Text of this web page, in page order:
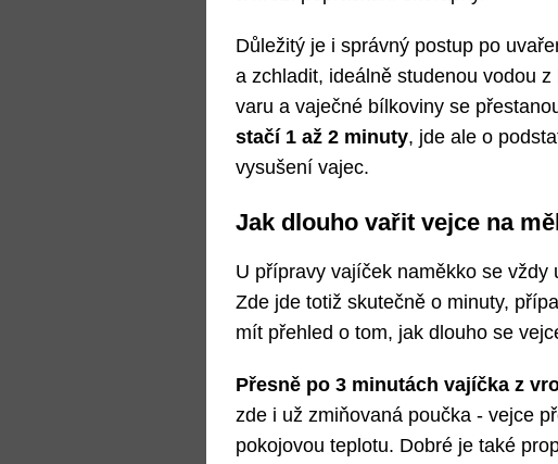
Důležitý je i správný postup po
a zchladit, ideálně studenou vodou
varu a vaječné bílkoviny se
stačí 1 až 2 minuty, jde ale o
vysušení vajec.
Jak dlouho vařit vejce na
U přípravy vajíček naměkko se
Zde jde totiž skutečně o minuty,
mít přehled o tom, jak dlouho se
Přesně po 3 minutách vajíčka z
zde i už zmiňovaná poučka - vejce
pokojovou teplotu. Dobré je také